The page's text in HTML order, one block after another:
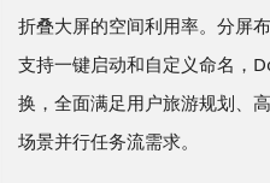
折叠大屏的空间利用率。分屏
支持一键启动和自定义命名，
换，全面满足用户旅游规划、
场景并行任务流需求。